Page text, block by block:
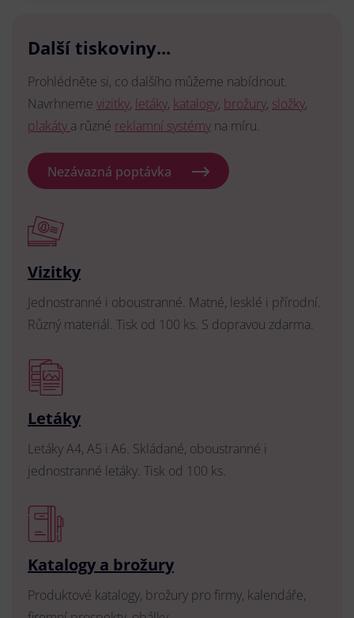
Další tiskoviny...
Prohlédněte si, co dalšího můžeme nabídnout.
Navrhneme vizitky, letáky, katalogy, brožury, složky,
plakáty a různé reklamní systémy na míru.
Nezávazná poptávka
Vizitky
Jednostranné i oboustranné. Matné, lesklé i přírodní.
Různý materiál. Tisk od 100 ks. S dopravou zdarma.
Letáky
Letáky A4, A5 i A6. Skládané, oboustranné i
jednostranné letáky. Tisk od 100 ks.
Katalogy a brožury
Produktové katalogy, brožury pro firmy, kalendáře,